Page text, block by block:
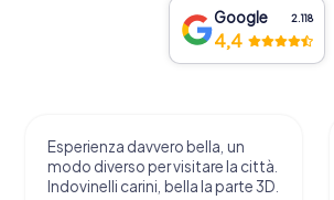
Google 2.118
4,4
Esperienza davvero bella, un
modo diverso per visitare la città.
Indovinelli carini, bella la parte 3D.